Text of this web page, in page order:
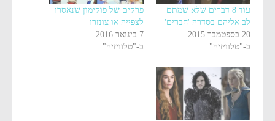
עוד 8 דברים שלא שמתם
לב אליהם בסדרה 'חברים'
20 בספטמבר 2015
ב-"טלוויזיה"
פרקים של פוקימון שנאסרו
לצפייה או צונזרו
7 בינואר 2016
ב-"טלוויזיה"